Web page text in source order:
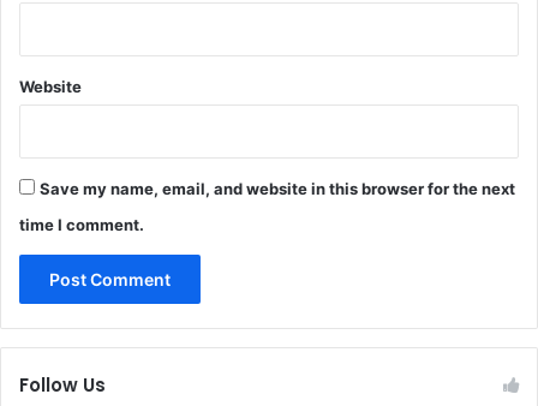
Website
Save my name, email, and website in this browser for the next
time I comment.
Follow Us